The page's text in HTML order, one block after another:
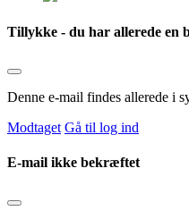
Tillykke - du har allerede en
Denne e-mail findes allerede i
Modtaget Gå til log ind
E-mail ikke bekræftet